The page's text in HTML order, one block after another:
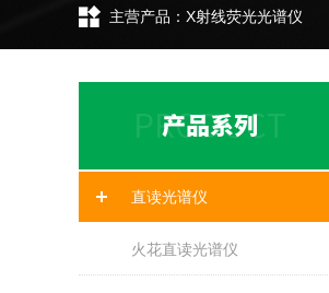
主营产品：X射线荧光光谱仪
直读光谱仪
火花直读光谱仪